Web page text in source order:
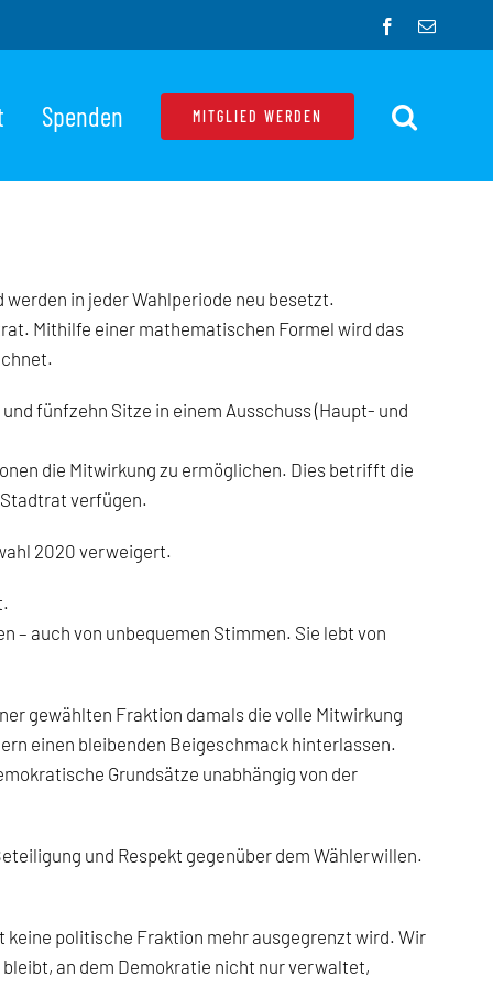
Facebook
E-
Spenden MITGLIED WERDEN
in jeder Wahlperiode neu besetzt.
Mithilfe einer mathematischen Formel wird das
fünfzehn Sitze in einem Ausschuss (Haupt- und
die Mitwirkung zu ermöglichen. Dies betrifft die
verfügen.
2020 verweigert.
– auch von unbequemen Stimmen. Sie lebt von
gewählten Fraktion damals die volle Mitwirkung
einen bleibenden Beigeschmack hinterlassen.
Grundsätze unabhängig von der
und Respekt gegenüber dem Wählerwillen.
keine politische Fraktion mehr ausgegrenzt wird. Wir
an dem Demokratie nicht nur verwaltet,